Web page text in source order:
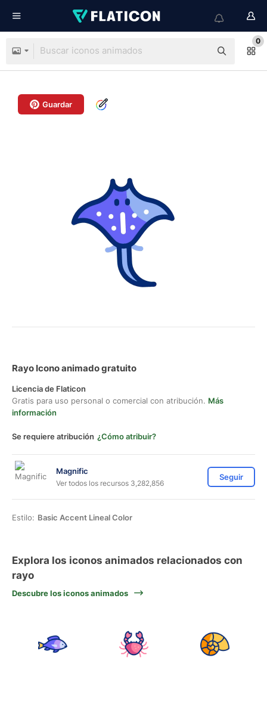
0
Guardar
Rayo Icono animado gratuito
Licencia de Flaticon
Gratis para uso personal o comercial con atribución. Más
información
Se requiere atribución ¿Cómo atribuir?
Magnific
Ver todos los recursos 3,282,856
Seguir
Estilo: Basic Accent Lineal Color
Explora los iconos animados relacionados con
rayo
Descubre los iconos animados